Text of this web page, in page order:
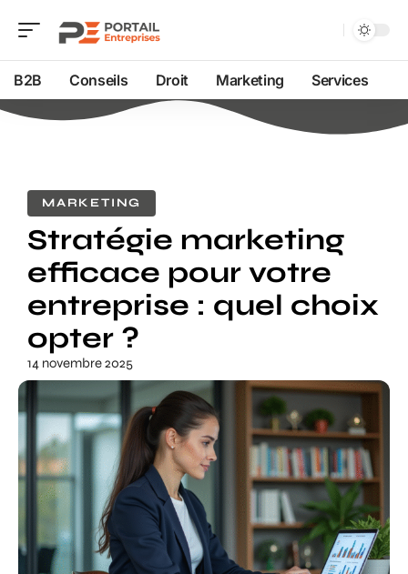
B2B Conseils Droit Marketing Services
MARKETING
Stratégie marketing
efficace pour votre
entreprise : quel choix
opter ?
14 novembre 2025